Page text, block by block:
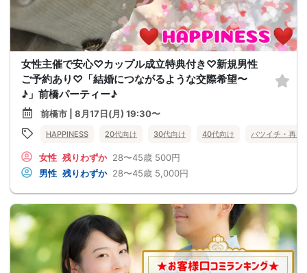
女性主催で安心♡カップル成立特典付き♡新規男性
ご予約あり♡「結婚につながるような交際希望〜
♪」前橋パーティー♪
前橋市 | 8月17日(月) 19:30〜
HAPPINESS 20代向け 30代向け 40代向け バツイチ・再婚
女性 残りわずか 28〜45歳 500円
男性 残りわずか 28〜45歳 5,000円